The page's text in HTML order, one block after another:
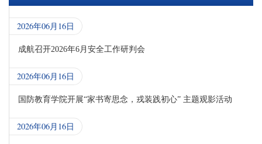
2026年06月16日
成航召开2026年6月安全工作研判会
2026年06月16日
国防教育学院开展“家书寄思念，戎装践初心” 主题观影活动
2026年06月16日